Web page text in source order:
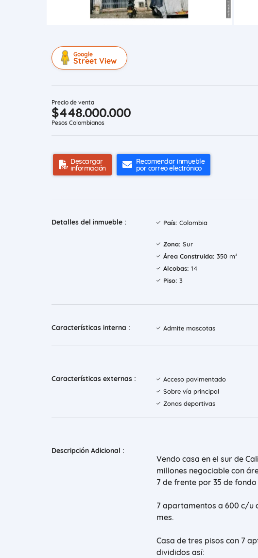
Google
Street View
Precio de venta
$448.000.000
Pesos Colombianos
Descargar
información
Recomendar inmueble
por correo electrónico
Detalles del inmueble : País: Colombia
Zona: Sur
Área Construida: 350 m²
Alcobas: 14
Piso: 3
Características interna : Admite mascotas
Características externas : Acceso pavimentado
Sobre vía principal
Zonas deportivas
Descripción Adicional :
Vendo casa en el sur de
millones negociable con
7 de frente por 35 de
7 apartamentos a 600 c/u
mes.
Casa de tres pisos con 7
divididos así: